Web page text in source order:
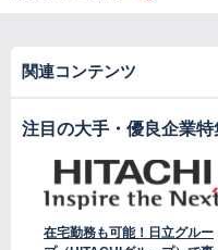
関連コンテンツ
注目の大手・優良企業特
在宅勤務も可能！日立グルー